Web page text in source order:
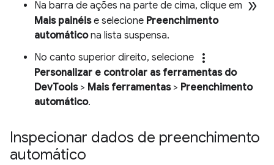
Na barra de ações na parte de cima, clique em double_arrow
Mais painéise selecione Preenchimento
automáticona lista suspensa.
No canto superior direito, selecione
more_vert
Personalizar e controlar as ferramentas do
DevTools> Mais ferramentas> Preenchimento
automático.
Inspecionar dados de preenchimento
automático